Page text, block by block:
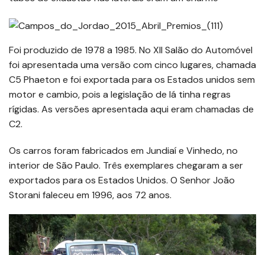
Foi produzido de 1978 a 1985. No XII Salão do Automóvel
foi apresentada uma versão com cinco lugares, chamada
C5 Phaeton e foi exportada para os Estados unidos sem
motor e cambio, pois a legislação de lá tinha regras
rígidas. As versões apresentada aqui eram chamadas de
C2.
Os carros foram fabricados em Jundiaí e Vinhedo, no
interior de São Paulo. Três exemplares chegaram a ser
exportados para os Estados Unidos. O Senhor João
Storani faleceu em 1996, aos 72 anos.